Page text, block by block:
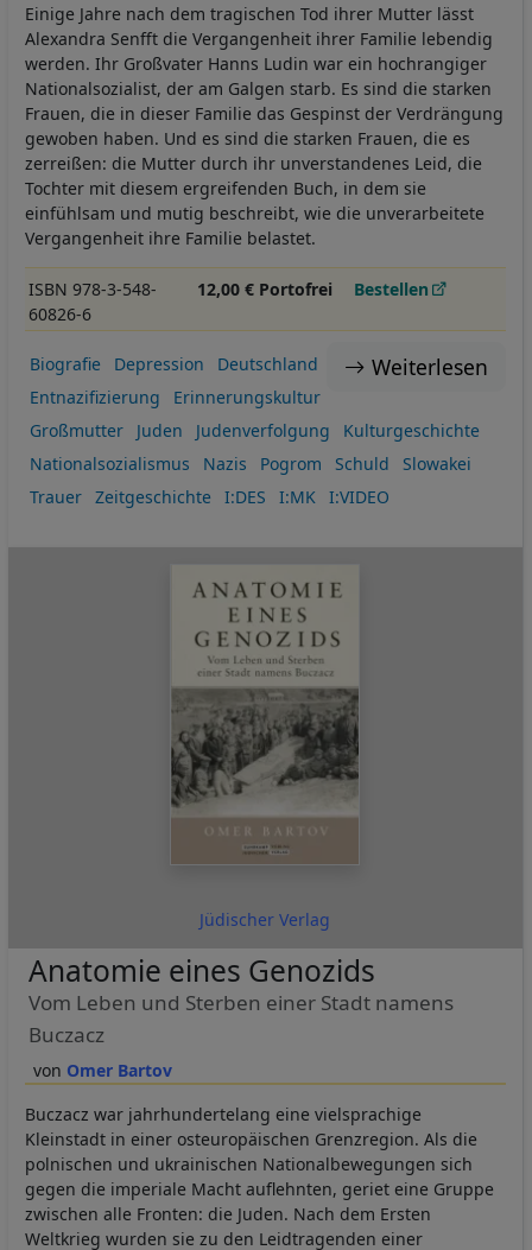
Einige Jahre nach dem tragischen Tod ihrer Mutter lässt
Alexandra Senfft die Vergangenheit ihrer Familie lebendig
werden. Ihr Großvater Hanns Ludin war ein hochrangiger
Nationalsozialist, der am Galgen starb. Es sind die starken
Frauen, die in dieser Familie das Gespinst der Verdrängung
gewoben haben. Und es sind die starken Frauen, die es
zerreißen: die Mutter durch ihr unverstandenes Leid, die
Tochter mit diesem ergreifenden Buch, in dem sie
einfühlsam und mutig beschreibt, wie die unverarbeitete
Vergangenheit ihre Familie belastet.
ISBN 978-3-548-
60826-6
12,00 € Portofrei Bestellen
Weiterlesen
Biografie Depression
Deutschland
Entnazifizierung
Erinnerungskultur
Großmutter
Juden Judenverfolgung
Kulturgeschichte
Nationalsozialismus
Nazis Pogrom Schuld
Slowakei
Trauer
Zeitgeschichte I:DES I:MK I:VIDEO
Jüdischer Verlag
Omer Bartov
Anatomie eines Genozids
Vom Leben und Sterben einer Stadt namens
Buczacz
Buczacz war jahrhundertelang eine vielsprachige
Kleinstadt in einer osteuropäischen Grenzregion. Als die
polnischen und ukrainischen Nationalbewegungen sich
gegen die imperiale Macht auflehnten, geriet eine Gruppe
zwischen alle Fronten: die Juden. Nach dem Ersten
Weltkrieg wurden sie zu den Leidtragenden einer